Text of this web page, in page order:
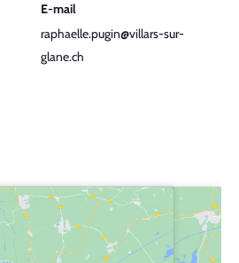
E-mail
raphaelle.pugin@villars-sur-
glane.ch